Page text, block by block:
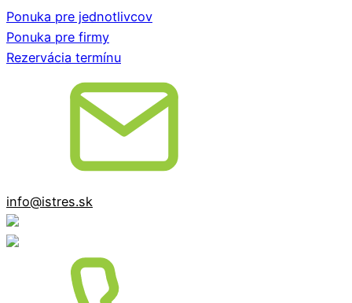
Ponuka pre jednotlivcov
Ponuka pre firmy
Rezervácia termínu
info@istres.sk